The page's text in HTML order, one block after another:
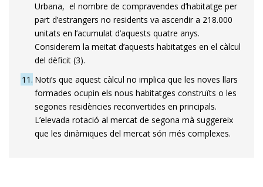
Urbana, el nombre de compravendes d’habitatge per
part d’estrangers no residents va ascendir a 218.000
unitats en l’acumulat d’aquests quatre anys.
Considerem la meitat d’aquests habitatges en el càlcul
del dèficit (3).
11 Noti’s que aquest càlcul no implica que les noves llars
formades ocupin els nous habitatges construïts o les
segones residències reconvertides en principals.
L’elevada rotació al mercat de segona mà suggereix
que les dinàmiques del mercat són més complexes.